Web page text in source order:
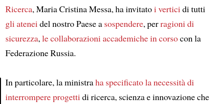
Ricerca, Maria Cristina Messa, ha invitatoi verticidi tutti
gli ateneidel nostro Paese a sospendere, perragioni di
sicurezza,le collaborazioni accademichein corsocon la
Federazione Russia.
In particolare, la ministraha specificatola necessità di
interrompereprogettidi ricerca, scienza e innovazione che